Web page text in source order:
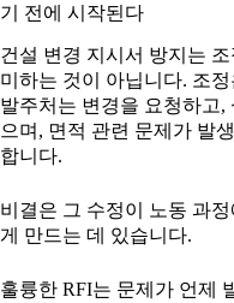
기 전에 시작된다
건설 변경 지시서 방지는
미하는 것이 아닙니다. 조
발주처는 변경을 요청하고,
으며, 면적 관련 문제가 발
합니다.
비결은 그 수정이 노동 과
게 만드는 데 있습니다.
훌륭한 RFI는 문제가 언제